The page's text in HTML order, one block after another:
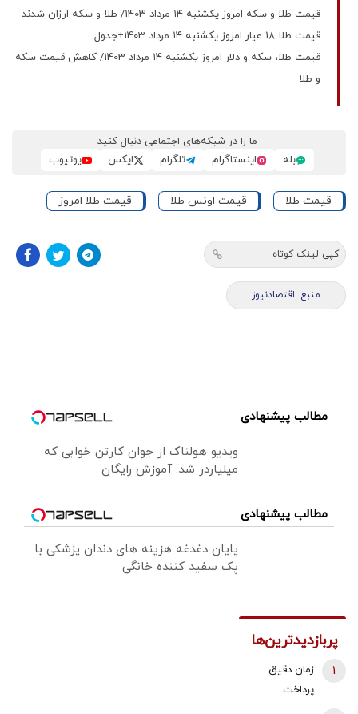
قیمت طلا و سکه امروز یکشنبه ۱۴ مرداد 1403/ طلا و سکه ارزان شدند
قیمت طلا 18 عیار امروز یکشنبه ۱۴ مرداد 1403+جدول
قیمت طلا، سکه و دلار امروز یکشنبه ۱۴ مرداد 1403/ کاهش قیمت سکه
و طلا
ما را در شبکه‌های اجتماعی دنبال کنید
بله
اینستاگرام تلگرام ایکس یوتیوب
قیمت طلا قیمت اونس طلا قیمت طلا امروز
کپی لینک کوتاه
منبع: اقتصادنیوز
مطالب پیشنهادی
ویدیو هولناک از جوان کارتن خوابی که
میلیاردر شد. آموزش رایگان
مطالب پیشنهادی
پایان دغدغه هزینه های دندان پزشکی با
پک سفید کننده خانگی
پربازدیدترین‌ها
زمان دقیق
پرداخت
1